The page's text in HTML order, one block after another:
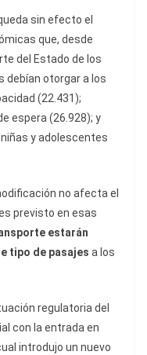
sin efecto el
que, desde
del Estado de los
debían otorgar a los
(22.431);
espera (26.928); y
y adolescentes
no afecta el
previsto en esas
estarán
tipo de pasajes a los
regulatoria del
con la entrada en
introdujo un nuevo